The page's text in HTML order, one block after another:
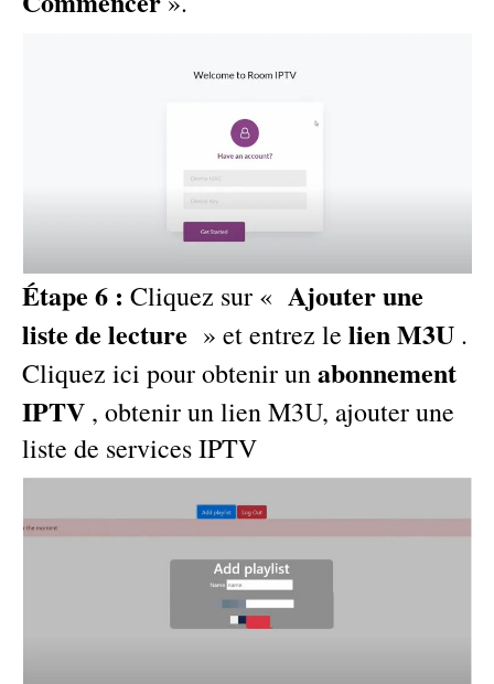
Étape 6 : Cliquez sur « Ajouter une
liste de lecture » et entrez le lien M3U .
Cliquez ici pour obtenir unabonnement
IPTV , obtenir un lien M3U, ajouter une
liste de services IPTV